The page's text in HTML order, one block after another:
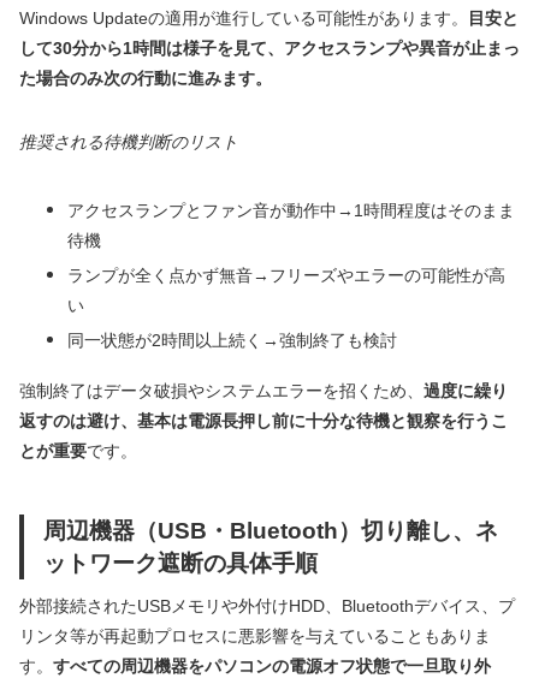
Windows Updateの適用が進行している可能性があります。
目安と
して30分から1時間は様子を見て、アクセスランプや異音が止まっ
た場合のみ次の行動に進みます。
推奨される待機判断のリスト
アクセスランプとファン音が動作中→1時間程度はそのまま
待機
ランプが全く点かず無音→フリーズやエラーの可能性が高
い
同一状態が2時間以上続く→強制終了も検討
強制終了はデータ破損やシステムエラーを招くため、 過度に繰り
返すのは避け、基本は電源長押し前に十分な待機と観察を行うこ
とが重要です。
周辺機器（USB・Bluetooth）切り離し、ネ
ットワーク遮断の具体手順
外部接続されたUSBメモリや外付けHDD、Bluetoothデバイス、プ
リンタ等が再起動プロセスに悪影響を与えていることもありま
す。 すべての周辺機器をパソコンの電源オフ状態で一旦取り外